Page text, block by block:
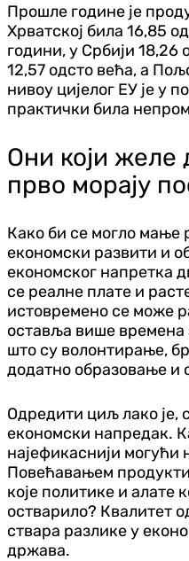
Прошле године је
Хрватској била 16,85
години, у Србији 18,26
12,57 одсто већа, а
нивоу цијелог ЕУ је у
практички била
Они који желе
прво морају
Како би се могло мање
економски развити и
економског напретка
се реалне плате и
истовремено се може
оставља више времена
што су волонтирање,
додатно образовање и
Одредити циљ лако је,
економски напредак.
најефикаснији могући
Повећавањем
које политике и алате
остварило? Квалитет
ствара разлике у
држава.